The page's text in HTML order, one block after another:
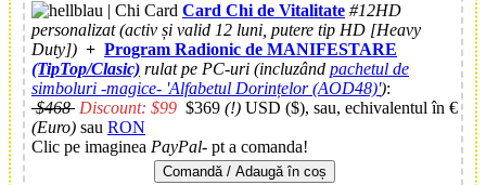
Card Chi de Vitalitate #12HD
personalizat (activ și valid 12 luni, putere tip HD [Heavy
Duty]) + Program Radionic de MANIFESTARE
(TipTop/Clasic) rulat pe PC-uri (incluzând pachetul de
simboluri -magice- 'Alfabetul Dorințelor(AOD48)'):
$468 Discount: $99 $369 (!) USD ($), sau, echivalentul în €
(Euro) sau RON
Clic pe imaginea PayPal- pt a comanda!
Comandă / Adaugă în coș